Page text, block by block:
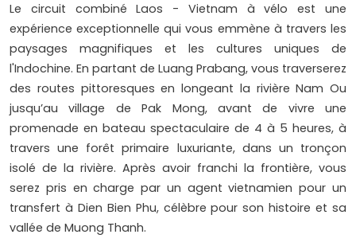
Le circuit combiné Laos - Vietnam à vélo est une
expérience exceptionnelle qui vous emmène à travers les
paysages magnifiques et les cultures uniques de
l'Indochine. En partant de Luang Prabang, vous traverserez
des routes pittoresques en longeant la rivière Nam Ou
jusqu’au village de Pak Mong, avant de vivre une
promenade en bateau spectaculaire de 4 à 5 heures, à
travers une forêt primaire luxuriante, dans un tronçon
isolé de la rivière. Après avoir franchi la frontière, vous
serez pris en charge par un agent vietnamien pour un
transfert à Dien Bien Phu, célèbre pour son histoire et sa
vallée de Muong Thanh.